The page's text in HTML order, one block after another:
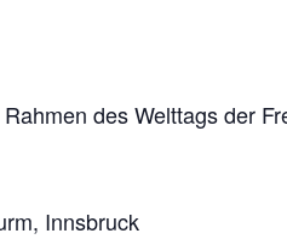
des Welttags der
Innsbruck